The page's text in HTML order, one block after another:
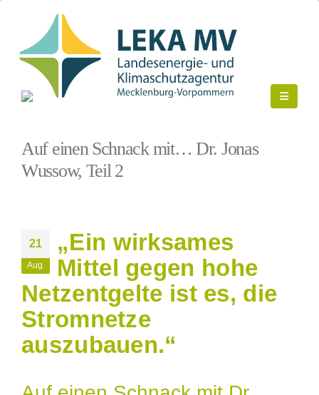
Auf einen Schnack mit… Dr. Jonas
Wussow, Teil 2
21
Aug.
„Ein wirksames
Mittel gegen hohe
Netzentgelte ist es, die
Stromnetze
auszubauen.“